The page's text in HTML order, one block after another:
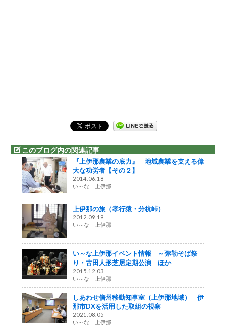
このブログ内の関連記事
『上伊那農業の底力』 地域農業を支える偉
大な功労者【その２】
2014.06.18
い～な 上伊那
上伊那の旅（孝行猿・分杭峠）
2012.09.19
い～な 上伊那
い～な上伊那イベント情報 ～弥勒そば祭
り・古田人形芝居定期公演 ほか
2015.12.03
い～な 上伊那
しあわせ信州移動知事室（上伊那地域） 伊
那市DXを活用した取組の視察
2021.08.05
い～な 上伊那